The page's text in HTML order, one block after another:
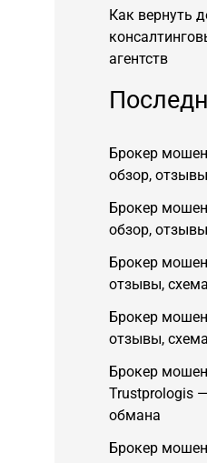
Как вернуть
агентств
Брокер
обзор,
Брокер
обзор,
Брокер
отзывы,
Брокер
отзывы,
Брокер
Trustprologis
обмана
Брокер